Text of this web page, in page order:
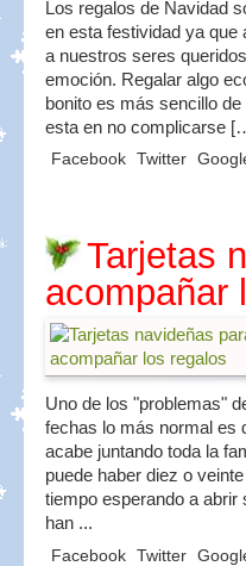
Los regalos de Navidad
en esta festividad ya que
a nuestros seres
emoción. Regalar algo
bonito es más sencillo
esta en no complicarse
Facebook Twitter
Tarjetas
acompañar
Uno de los "problemas"
fechas lo más normal es
acabe juntando toda la
puede haber diez o
tiempo esperando a abrir
han ...
Facebook Twitter